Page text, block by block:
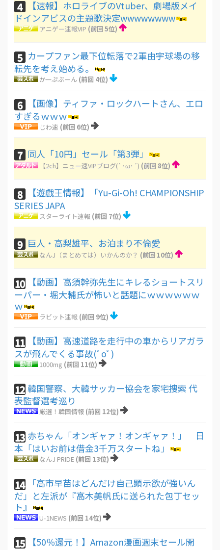
4
【速報】ホロライブのVtuber、劇場版メイ
ドインアビスの主題歌決定wwwwwwww
アニゲー速報VIP (前回 5位)
5 カープファン最下位転落で2軍由宇球場の移
転先を考え始める。
かーぷぶーん (前回 4位)
6
【画像】ティファ・ロックハートさん、エロ
すぎるｗｗｗ
じわ速 (前回 6位)
7 同人「10円」セール「第3弾」
【2ch】ニュー速VIPブログ(`･ω･´) (前回 8位)
8
【遊戯王情報】「Yu-Gi-Oh! CHAMPIONSHIP
SERIES JAPA
スターライト速報 (前回 7位)
9 巨人・高梨雄平、お泊まり不倫愛
なんJ（まとめては）いかんのか？ (前回 10位)
10
【動画】高須幹弥先生にキレるショートスリ
ーパー・堀大輔氏が怖いと話題にｗｗｗｗｗｗ
ｗ
ラビット速報 (前回 9位)
11
【動画】高速道路を走行中の車からリアガラ
スが飛んでくる事故(ﾟoﾟ)
1000mg (前回 11位)
12韓国警察、大韓サッカー協会を家宅捜索 代
表監督選考巡り
厳選！韓国情報 (前回 12位)
13 赤ちゃん「オンギャァ！オンギャァ！」 日
本「はいお前は借金3千万スタートね」
なんJ PRIDE (前回 13位)
14
「高市早苗はどんだけ自己顕示欲が強いん
だ」と左派が『高木美帆氏に送られた包丁セッ
ト』
U-1NEWS (前回 14位)
15
【50％還元！】Amazon漫画週末セール開